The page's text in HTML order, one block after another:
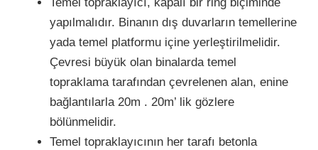
yapılmalıdır. Binanın dış duvarların temellerine
yada temel platformu içine yerleştirilmelidir.
Çevresi büyük olan binalarda temel
topraklama tarafından çevrelenen alan, enine
bağlantılarla 20m . 20m’ lik gözlere
bölünmelidir.
Temel topraklayıcının her tarafı betonla